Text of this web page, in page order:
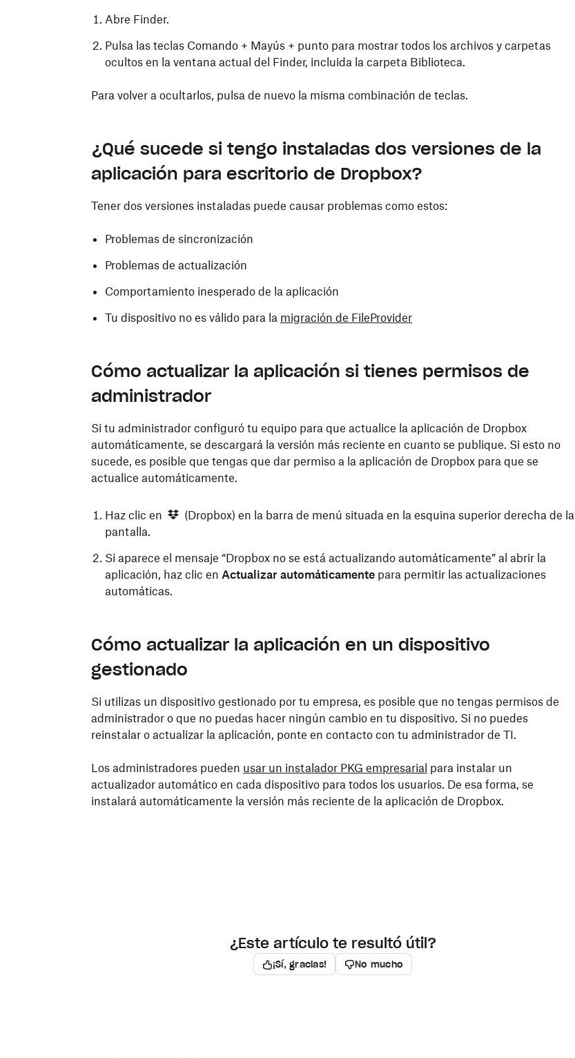
Abre Finder.
Pulsa las teclas Comando + Mayús + punto para mostrar todos los archivos y carpetas
ocultos en la ventana actual del Finder, incluida la carpeta Biblioteca.
Para volver a ocultarlos, pulsa de nuevo la misma combinación de teclas.
¿Qué sucede si tengo instaladas dos versiones de la
aplicación para escritorio de Dropbox?
Tener dos versiones instaladas puede causar problemas como estos:
Problemas de sincronización
Problemas de actualización
Comportamiento inesperado de la aplicación
Tu dispositivo no es válido para la migración de FileProvider
Cómo actualizar la aplicación si tienes permisos de
administrador
Si tu administrador configuró tu equipo para que actualice la aplicación de Dropbox
automáticamente, se descargará la versión más reciente en cuanto se publique. Si esto no
sucede, es posible que tengas que dar permiso a la aplicación de Dropbox para que se
actualice automáticamente.
Haz clic en
(Dropbox) en la barra de menú situada en la esquina superior derecha de la
pantalla.
Si aparece el mensaje “Dropbox no se está actualizando automáticamente” al abrir la
aplicación, haz clic en Actualizar automáticamente para permitir las actualizaciones
automáticas.
Cómo actualizar la aplicación en un dispositivo
gestionado
Si utilizas un dispositivo gestionado por tu empresa, es posible que no tengas permisos de
administrador o que no puedas hacer ningún cambio en tu dispositivo. Si no puedes
reinstalar o actualizar la aplicación, ponte en contacto con tu administrador de TI.
Los administradores pueden usar un instalador PKG empresarial para instalar un
actualizador automático en cada dispositivo para todos los usuarios. De esa forma, se
instalará automáticamente la versión más reciente de la aplicación de Dropbox.
¿Este artículo te resultó útil?
¡Sí, gracias! No mucho